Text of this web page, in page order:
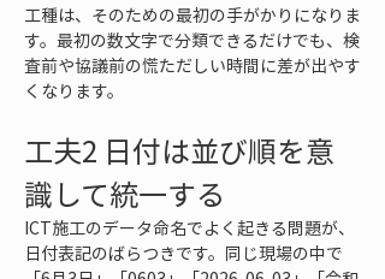
工種は、そのための最初の手がかりになりま
す。最初の数文字で分類できるだけでも、検
査前や協議前の慌ただしい時間に差が出やす
くなります。
工夫2 日付は並び順を意
識して統一する
ICT施工のデータ命名でよく起きる問題が、
日付表記のばらつきです。同じ現場の中で